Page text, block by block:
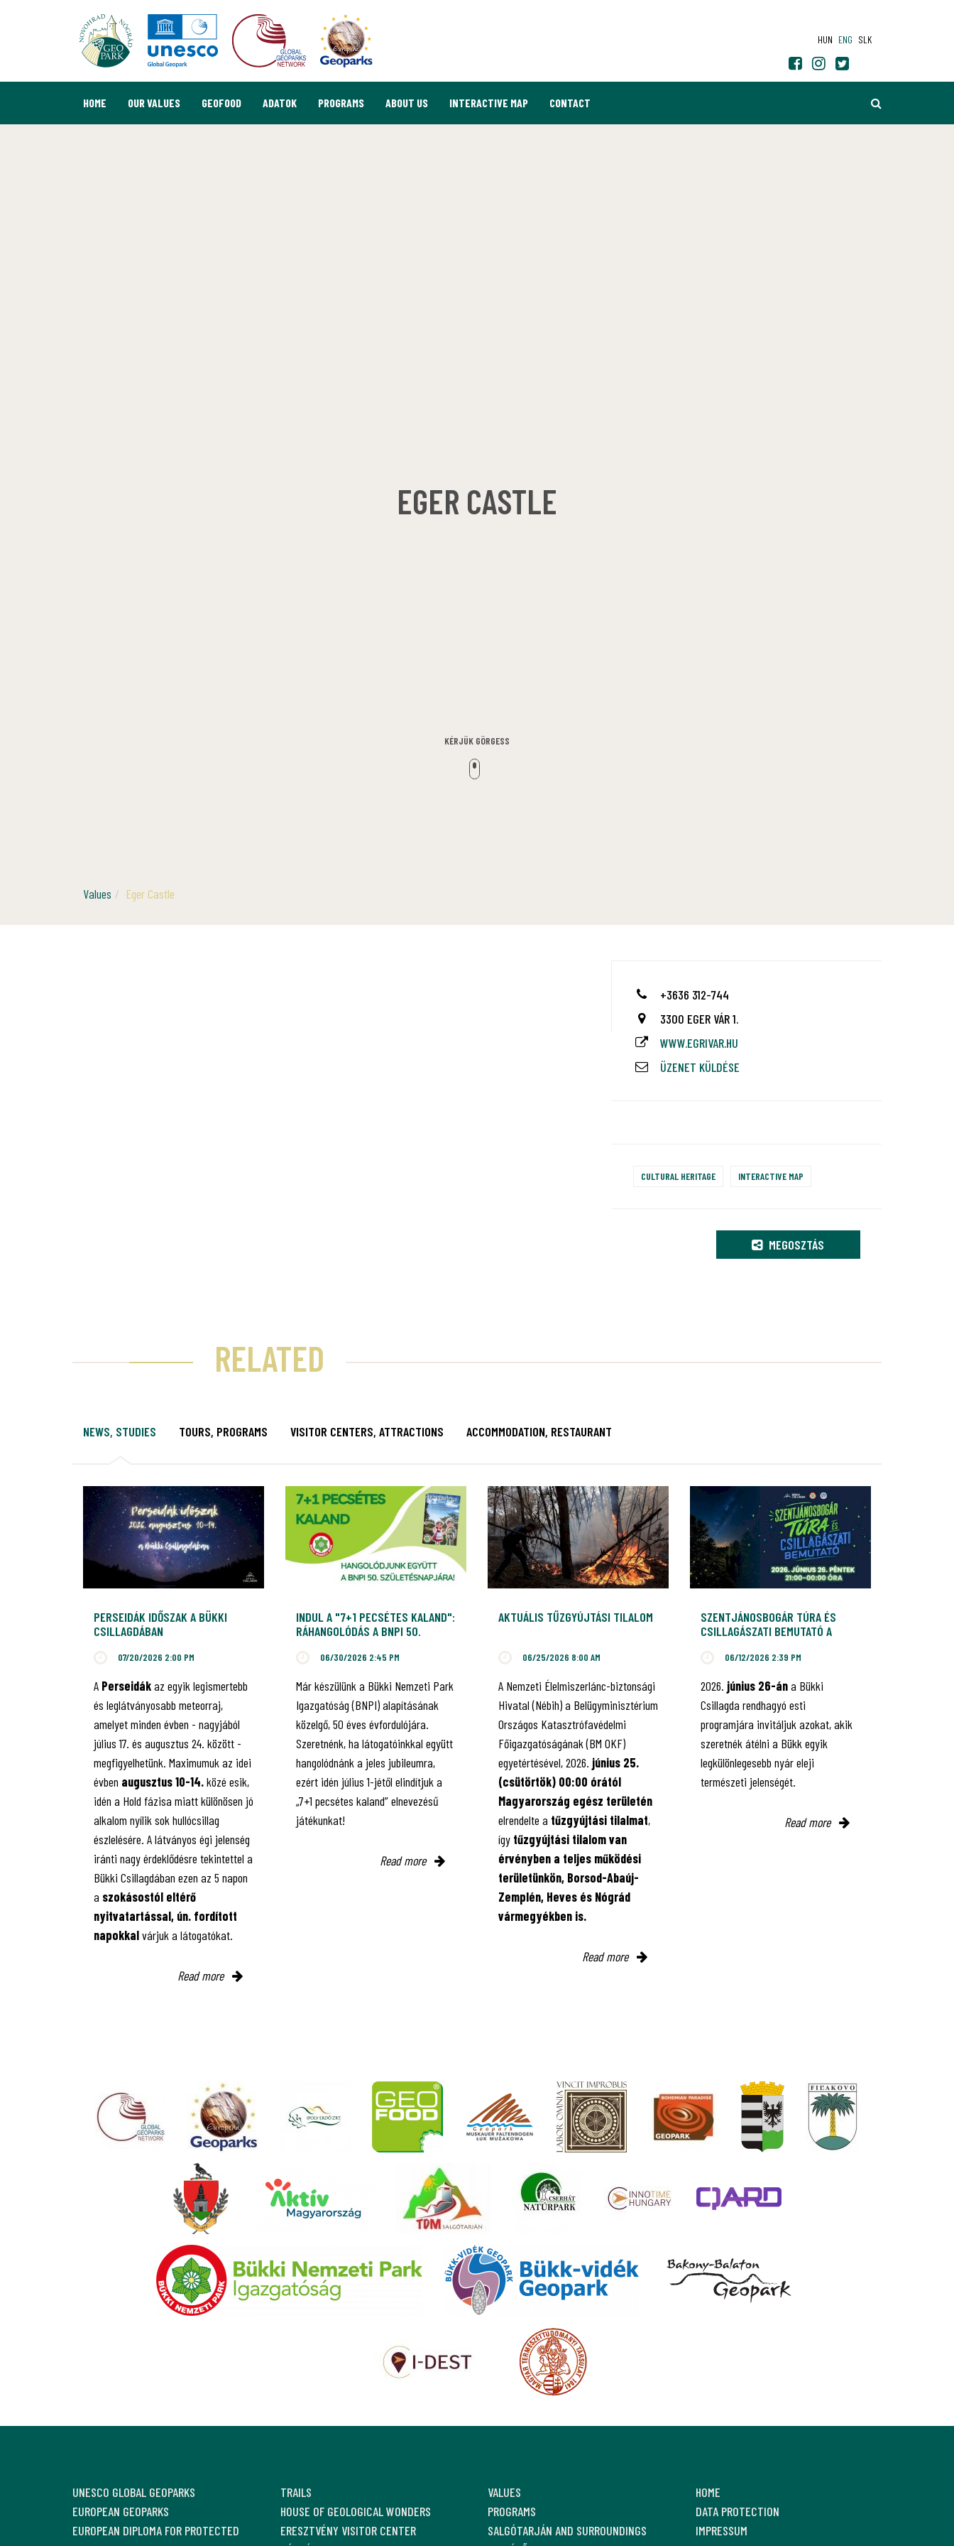
HUN ENG SLK
HOME OUR VALUES GEOFOOD ADATOK PROGRAMS ABOUT US INTERACTIVE MAP CONTACT
EGER CASTLE
KÉRJÜK GÖRGESS
Values Eger Castle
+3636 312-744
3300 EGER VÁR 1.
WWW.EGRIVAR.HU
ÜZENET KÜLDÉSE
CULTURAL HERITAGE INTERACTIVE MAP
MEGOSZTÁS
RELATED
NEWS, STUDIES TOURS, PROGRAMS VISITOR CENTERS, ATTRACTIONS ACCOMMODATION, RESTAURANT
PERSEIDÁK IDŐSZAK A BÜKKI
CSILLAGDÁBAN
07/20/2026 2:00 PM
A Perseidákaz egyik legismertebb
és leglátványosabb meteorraj,
amelyet minden évben - nagyjából
július 17. és augusztus 24. között -
megfigyelhetünk. Maximumuk az idei
évben augusztus 10-14.közé esik,
idén a Hold fázisa miatt különösen jó
alkalom nyílik sok hullócsillag
észlelésére. A látványos égi jelenség
iránti nagy érdeklődésre tekintettel a
Bükki Csillagdában ezen az 5 napon
a szokásostól eltérő
nyitvatartással, ún. fordított
napokkalvárjuk a látogatókat.
Read more
INDUL A "7+1 PECSÉTES KALAND":
RÁHANGOLÓDÁS A BNPI 50.
06/30/2026 2:45 PM
Már készülünk a Bükki Nemzeti Park
Igazgatóság (BNPI) alapításának
közelgő, 50 éves évfordulójára.
Szeretnénk, ha látogatóinkkal együtt
hangolódnánk a jeles jubileumra,
ezért idén július 1-jétől elindítjuk a
„7+1 pecsétes kaland” elnevezésű
játékunkat!
Read more
AKTUÁLIS TŰZGYÚJTÁSI TILALOM
06/25/2026 8:00 AM
A Nemzeti Élelmiszerlánc-biztonsági
Hivatal (Nébih) a Belügyminisztérium
Országos Katasztrófavédelmi
Főigazgatóságának (BM OKF)
egyetértésével, 2026. június 25.
(csütörtök) 00:00 órától
Magyarország egész területén
elrendelte a tűzgyújtási tilalmat,
így tűzgyújtási tilalom van
érvényben a teljes működési
területünkön, Borsod-Abaúj-
Zemplén, Heves és Nógrád
vármegyékben is.
Read more
SZENTJÁNOSBOGÁR TÚRA ÉS
CSILLAGÁSZATI BEMUTATÓ A
06/12/2026 2:39 PM
2026. június 26-ána Bükki
Csillagda rendhagyó esti
programjára invitáljuk azokat, akik
szeretnék átélni a Bükk egyik
legkülönlegesebb nyár eleji
természeti jelenségét.
Read more
UNESCO GLOBAL GEOPARKS
EUROPEAN GEOPARKS
EUROPEAN DIPLOMA FOR PROTECTED
TRAILS
HOUSE OF GEOLOGICAL WONDERS
ERESZTVÉNY VISITOR CENTER
VALUES
PROGRAMS
SALGÓTARJÁN AND SURROUNDINGS
HOME
DATA PROTECTION
IMPRESSUM